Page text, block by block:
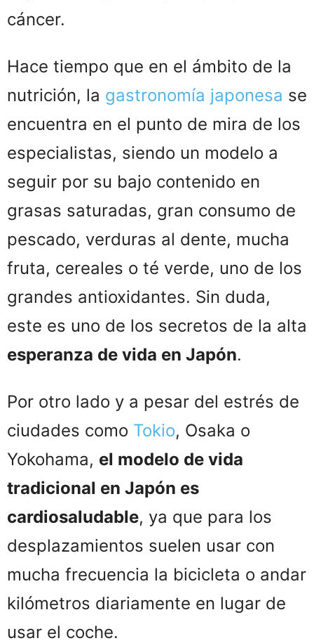
cáncer.
Hace tiempo que en el ámbito de la
nutrición, la gastronomía japonesa se
encuentra en el punto de mira de los
especialistas, siendo un modelo a
seguir por su bajo contenido en
grasas saturadas, gran consumo de
pescado, verduras al dente, mucha
fruta, cereales o té verde, uno de los
grandes antioxidantes. Sin duda,
este es uno de los secretos de la alta
esperanza de vida en Japón.
Por otro lado y a pesar del estrés de
ciudades como Tokio, Osaka o
Yokohama, el modelo de vida
tradicional en Japón es
cardiosaludable, ya que para los
desplazamientos suelen usar con
mucha frecuencia la bicicleta o andar
kilómetros diariamente en lugar de
usar el coche.